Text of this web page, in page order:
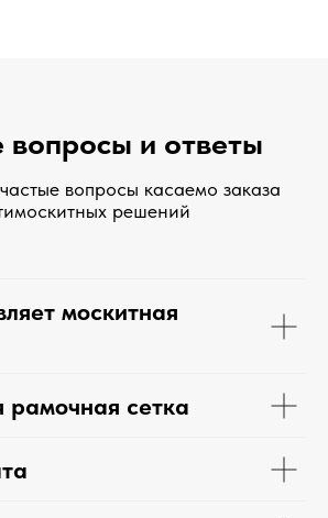
вопросы и ответы
вопросы касаемо заказа
решений
москитная
рамочная сетка